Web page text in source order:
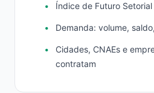
Índice de Futuro
Demanda: volume,
Cidades, CNAEs e
contratam